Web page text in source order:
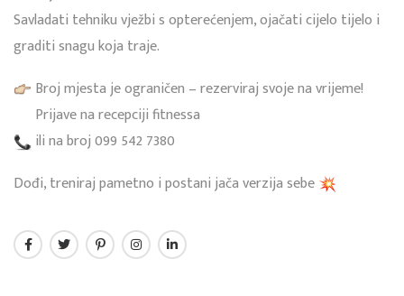
Savladati tehniku vježbi s opterećenjem, ojačati cijelo tijelo i
graditi snagu koja traje.
Broj mjesta je ograničen – rezerviraj svoje na vrijeme!
Prijave na recepciji fitnessa
ili na broj 099 542 7380
Dođi, treniraj pametno i postani jača verzija sebe